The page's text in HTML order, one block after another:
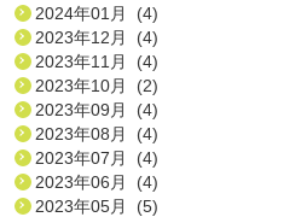
2024年01月 (4)
2023年12月 (4)
2023年11月 (4)
2023年10月 (2)
2023年09月 (4)
2023年08月 (4)
2023年07月 (4)
2023年06月 (4)
2023年05月 (5)